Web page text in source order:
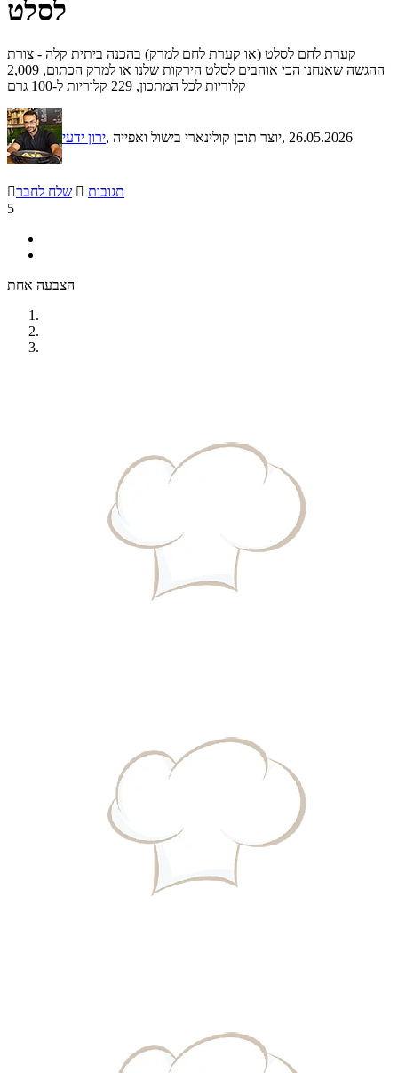
לסלט
קערת לחם לסלט (או קערת לחם למרק) בהכנה ביתית קלה - צורת
ההגשה שאנחנו הכי אוהבים לסלט הירקות שלנו או למרק הכתום, 2,009
קלוריות לכל המתכון, 229 קלוריות ל-100 גרם
ירון ידעי , יוצר תוכן קולינארי בישול ואפייה, 26.05.2026
שלח לחבר  תגובות
5
הצבעה אחת